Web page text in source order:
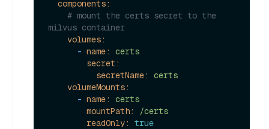
components:
# mount the certs secret to the
milvus container
volumes:
- name:
certs
secret:
secretName:
certs
volumeMounts:
- name:
certs
mountPath:
/certs
readOnly:
true